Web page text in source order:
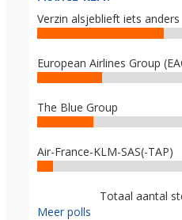
Verzin alsjeblieft iets anders
European Airlines Group
The Blue Group
Air-France-KLM-SAS(-TAP)
Totaal aantal
Meer polls